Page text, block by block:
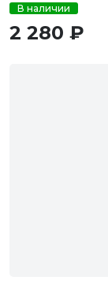
В наличии
2 280 ₽